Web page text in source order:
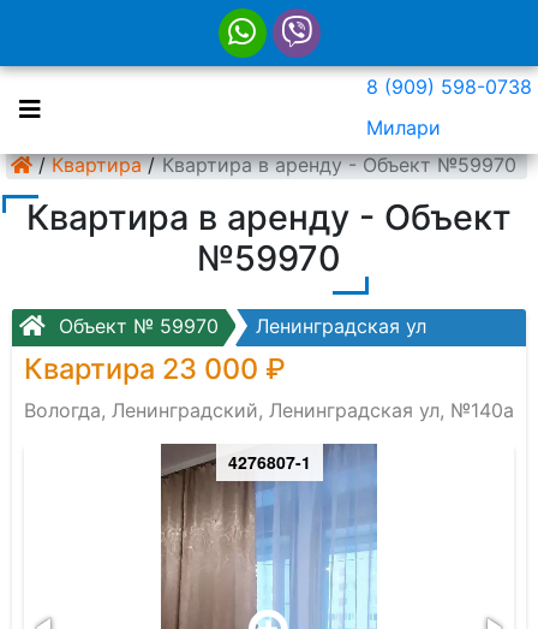
8 (909) 598-0738
Милари
/ Квартира / Квартира в аренду - Объект №59970
Квартира в аренду - Объект
№59970
Объект № 59970 Ленинградская ул
Квартира 23 000 ₽
Вологда, Ленинградский, Ленинградская ул, №140а
4276807-1